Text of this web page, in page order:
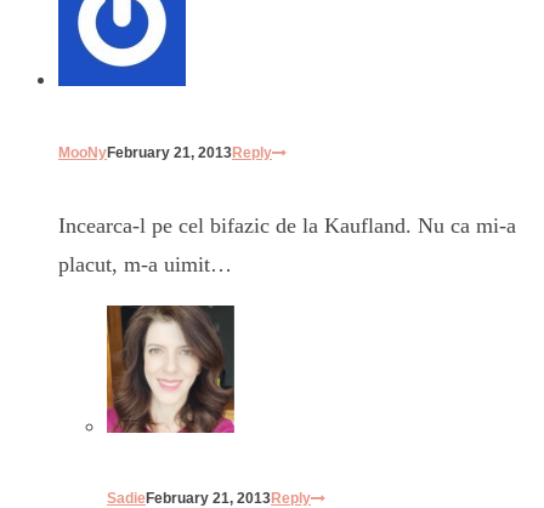
MooNyFebruary 21, 2013Reply
Incearca-l pe cel bifazic de la Kaufland. Nu ca mi-a
placut, m-a uimit…
SadieFebruary 21, 2013Reply